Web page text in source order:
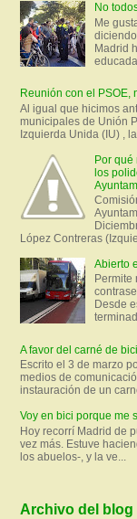
No
Me
Madrid
Reunión con el PSOE,
Al igual que hicimos
municipales de Unión
Izquierda Unida (IU) , la
Por qué
los
López Contreras
Abierto
Permite
Desde
A favor del carné de bici
Escrito el 3 de marzo
medios de
instauración de un
Voy en bici porque me
Hoy recorrí Madrid de
vez más. Estuve
los abuelos-, y la ve...
Archivo del blog